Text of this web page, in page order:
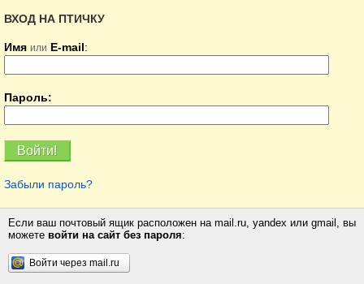
ВХОД НА ПТИЧКУ
Имя или E-mail:
Пароль:
Забыли пароль?
Если ваш почтовый ящик расположен на mail.ru, yandex или gmail, вы
можете войти на сайт без пароля:
Войти через mail.ru